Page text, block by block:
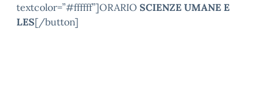
textcolor=”#ffffff”]ORARIO SCIENZE UMANE E
LES[/button]